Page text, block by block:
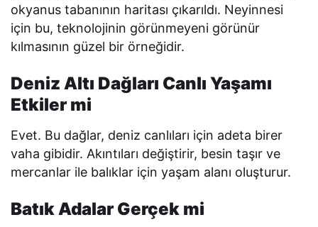
okyanus tabanının haritası çıkarıldı. Neyinnesi
için bu, teknolojinin görünmeyeni görünür
kılmasının güzel bir örneğidir.
Deniz Altı Dağları Canlı Yaşamı
Etkiler mi
Evet. Bu dağlar, deniz canlıları için adeta birer
vaha gibidir. Akıntıları değiştirir, besin taşır ve
mercanlar ile balıklar için yaşam alanı oluşturur.
Batık Adalar Gerçek mi